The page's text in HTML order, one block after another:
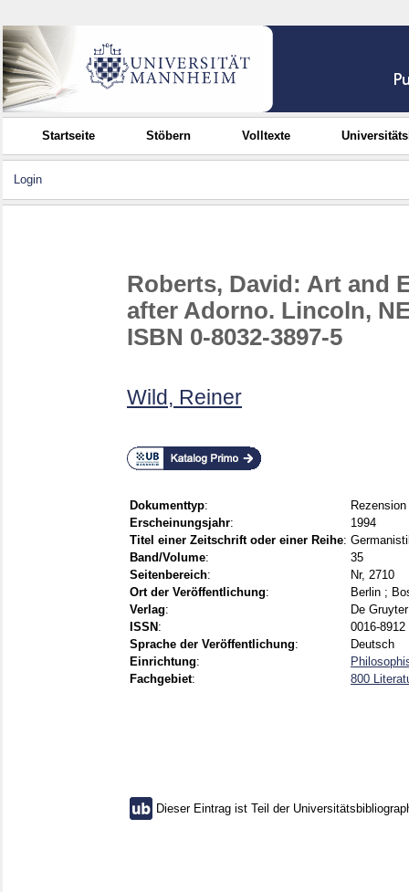
Startseite Stöbern Volltexte
Login
Roberts, David: Art and
after Adorno. Lincoln,
ISBN 0-8032-3897-5
Wild, Reiner
Dokumenttyp:
Rezension
Erscheinungsjahr:
1994
Titel einer Zeitschrift oder einer Reihe:
Band/Volume:
35
Seitenbereich:
Nr, 2710
Ort der Veröffentlichung:
Berlin ;
Verlag:
De Gruyter
ISSN :
0016-
Sprache der Veröffentlichung:
Deutsch
Einrichtung:
Fachgebiet: 800
Dieser Eintrag ist Teil der